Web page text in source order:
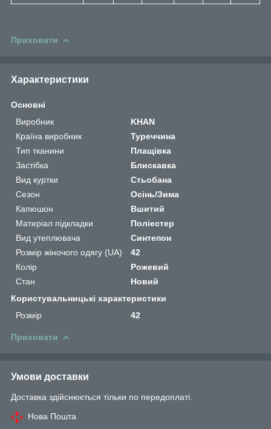
Приховати
Характеристики
Основні
Виробник
KHAN
Країна виробник
Туреччина
Тип тканини
Плащівка
Застібка
Блискавка
Вид куртки
Стьобана
Сезон
Осінь/Зима
Капюшон
Вшитий
Матеріал підкладки
Поліестер
Вид утеплювача
Синтепон
Розмір жіночого одягу (UA)
42
Колір
Рожевий
Стан
Новий
Користувальницькі характеристики
Розмір
42
Приховати
Умови доставки
Доставка здійснюється тільки по передоплаті.
Нова Пошта